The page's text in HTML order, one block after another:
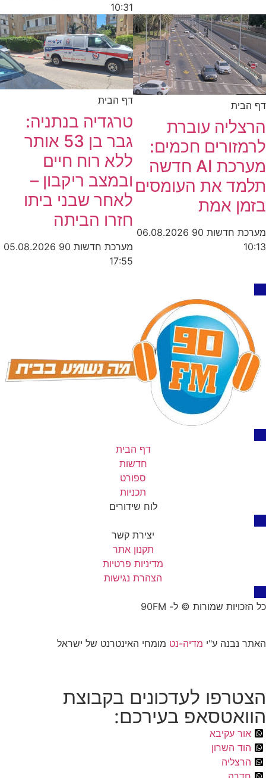
10:31
דף הבית
הרצליה עוברת
לרמזורים חכמים:
מערכת AI חדשה
תלמד את העומסים
בזמן אמת
מערכת חדשות 90
06.08.2026
10:13
דף הבית
טרגדיה בנתניה:
גבר בן 53 אותר
ללא רוח חיים
ובמצב ריקבון –
לאחר שבני ביתו
חזרו הביתה
מערכת חדשות 90
05.08.2026
17:55
דף הבית
חדשות
ספורט
תכניות
לוח שידורים
יצירת קשר
תקנון אתר
מדיניות פרטיות
הצהרת נגישות
כל הזכויות שמורות © ל- 90FM
האתר נבנה ע"י מדיה-נט מומחי האינטרנט של ישראל
הצטרפו לעדכונים בקבוצת
הוואטסאפ בעירכם:
אור עקיבא
הוד השרון
הרצליה